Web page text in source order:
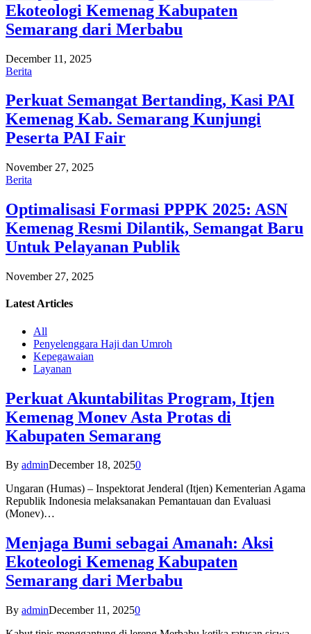
Ekoteologi Kemenag Kabupaten
Semarang dari Merbabu
December 11, 2025
Berita
Perkuat Semangat Bertanding, Kasi PAI
Kemenag Kab. Semarang Kunjungi
Peserta PAI Fair
November 27, 2025
Berita
Optimalisasi Formasi PPPK 2025: ASN
Kemenag Resmi Dilantik, Semangat Baru
Untuk Pelayanan Publik
November 27, 2025
Latest Articles
All
Penyelenggara Haji dan Umroh
Kepegawaian
Layanan
Perkuat Akuntabilitas Program, Itjen
Kemenag Monev Asta Protas di
Kabupaten Semarang
By adminDecember 18, 20250
Ungaran (Humas) – Inspektorat Jenderal (Itjen) Kementerian Agama
Republik Indonesia melaksanakan Pemantauan dan Evaluasi
(Monev)…
Menjaga Bumi sebagai Amanah: Aksi
Ekoteologi Kemenag Kabupaten
Semarang dari Merbabu
By adminDecember 11, 20250